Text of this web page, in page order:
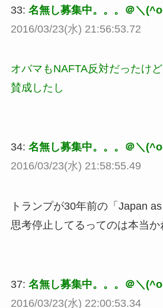
33: 名無し募集中。。。＠＼
2016/03/23(水) 21:56:53.72
オバマもNAFTA反対だったけ
賛成したし
34: 名無し募集中。。。＠＼
2016/03/23(水) 21:58:55.49
トランプが30年前の「Japan
思考停止してるってのは本当か
37: 名無し募集中。。。＠＼
2016/03/23(水) 22:00:53.34